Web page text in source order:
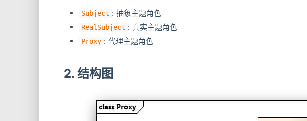
Subject : 抽象主题角色
RealSubject : 真实主题角色
Proxy : 代理主题角色
2. 结构图